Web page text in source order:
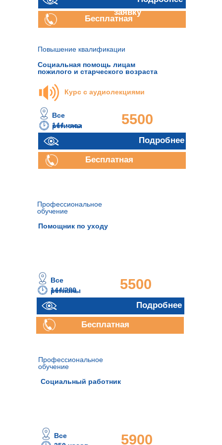
заявку
Бесплатная
Социальная помощь лицам
пожилого и старческого возраста
Повышение квалификации
144 часа
5500
руб.
Все
регионы
Подробнее
Бесплатная
Курс с аудиолекциями
Помощник по уходу
144/280
часов
Социальный работник
5500
руб.
Подробнее
Бесплатная
Все
регионы
Профессиональное
обучение
5900
Все
Профессиональное
обучение
Подробнее